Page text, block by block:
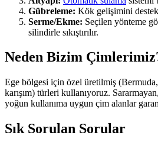
Gübreleme: Kök gelişimini
Serme/Ekme: Seçilen yönteme
silindirle sıkıştırılır.
Neden Bizim
Ege bölgesi için özel üretilmiş
karışım) türleri kullanıyoruz.
yoğun kullanıma uygun çim alanlar
Sık Sorulan Sorular